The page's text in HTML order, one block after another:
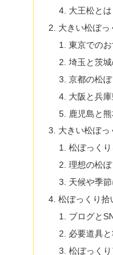
大王松と
大きい松ぼっ
東京での
埼玉と茨
京都の松
大阪と兵
鹿児島と
大きい松ぼっ
松ぼっく
理想の松
天候や季
松ぼっくり拾
ブログと
必要道具
松ぼっく